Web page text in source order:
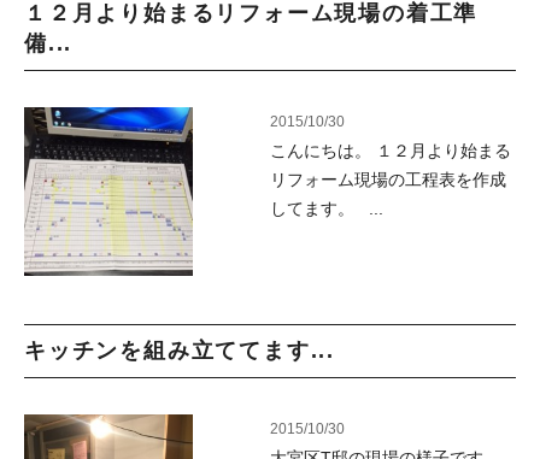
１２月より始まるリフォーム現場の着工準
備...
2015/10/30
こんにちは。 １２月より始まる
リフォーム現場の工程表を作成
してます。 ...
キッチンを組み立ててます...
2015/10/30